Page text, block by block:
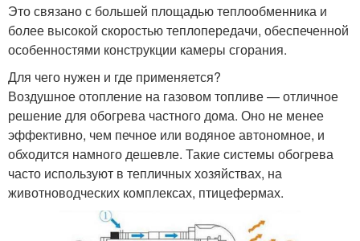
Это связано с большей площадью теплообменника и
более высокой скоростью теплопередачи, обеспеченной
особенностями конструкции камеры сгорания.
Для чего нужен и где применяется?
Воздушное отопление на газовом топливе — отличное
решение для обогрева частного дома. Оно не менее
эффективно, чем печное или водяное автономное, и
обходится намного дешевле. Такие системы обогрева
часто используют в тепличных хозяйствах, на
животноводческих комплексах, птицефермах.